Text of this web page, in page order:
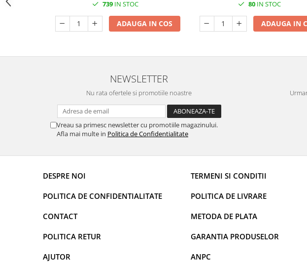
TEMATICA MARINA
TEMATICA MEDITERANEANA
TEMATICA BOTANICA / VEGETALA
DECOR HALLOWEEN
DECOR ZIUA ROMANIEI
DECOR PRIMAVARA
DECOR VARA
DECOR IARNA
TEMATICA CULINARA
DECOR MOS NICOLAE
739IN STOC
ADAUGA IN COS
80 IN STOC
ADAUGA IN
NEWSLETTER
Nu rata ofertele si promotiile noastre
Vreau sa primesc newsletter cu promotiile magazinului.
Afla mai multe in Politica de Confidentialitate
DESPRE NOI
POLITICA DE CONFIDENTIALITATE
CONTACT
POLITICA RETUR
AJUTOR
TERMENI SI CONDITII
POLITICA DE LIVRARE
METODA DE PLATA
GARANTIA PRODUSELOR
ANPC